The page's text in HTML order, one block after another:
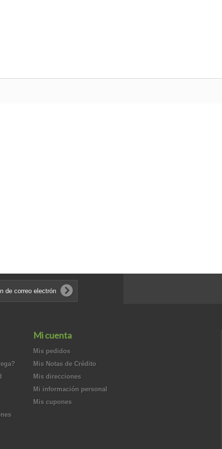
Mi cuenta
Mis pedidos
Mis Notas de Crédito
Mis direcciones
Mi información personal
Mis cupones